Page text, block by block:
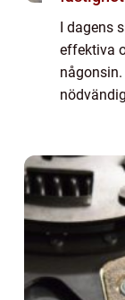
I dagens
effektiva